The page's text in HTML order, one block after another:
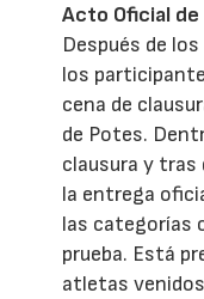
Acto Oficial de
Después de
los
cena de
de Potes.
clausura y tras
la entrega
las categorías
prueba. Está
atletas